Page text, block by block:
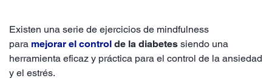
Existen una serie de ejercicios de mindfulness
para mejorar el control de la diabetes siendo una
herramienta eficaz y práctica para el control de la ansiedad
y el estrés.